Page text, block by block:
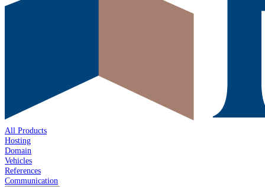
All Products
Hosting
Domain
Vehicles
References
Communication